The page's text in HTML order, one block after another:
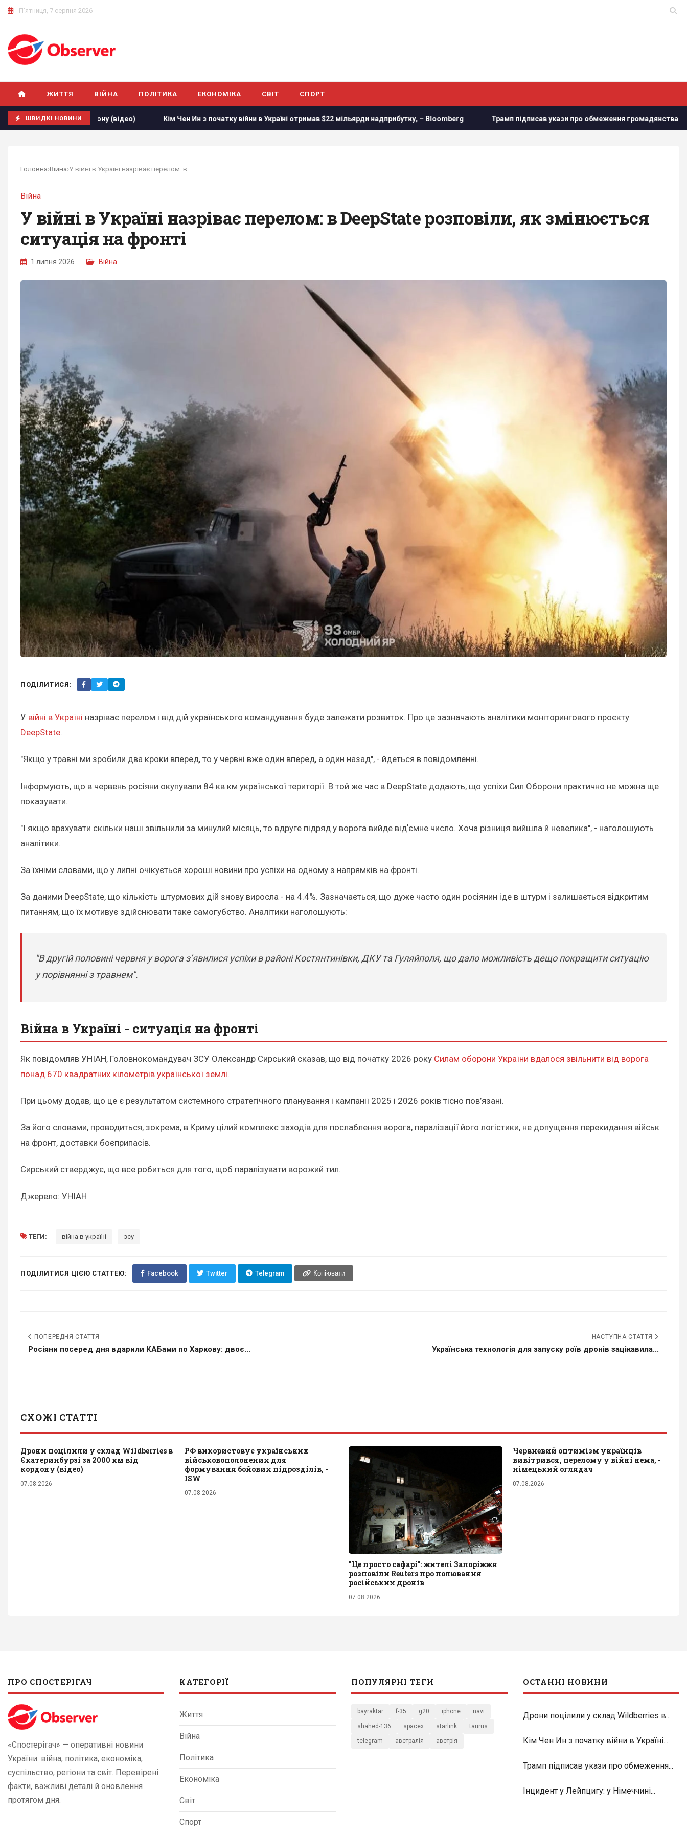
П'ятниця, 7 серпня 2026
ЖИТТЯ ВІЙНА ПОЛІТИКА ЕКОНОМІКА СВІТ СПОРТ
ШВИДКІ НОВИНИ
від кордону (відео) Кім Чен Ин з початку війни в Україні отримав $22 мільярди надприбутку, – Bloomberg Трамп підписав укази про обмеження громадянства за правом
Головна›Війна›У війні в Україні назріває перелом: в...
Війна
У війні в Україні назріває перелом: в DeepState розповіли, як змінюється
ситуація на фронті
1 липня 2026 Війна
ПОДІЛИТИСЯ:
У війні в Україні назріває перелом і від дій українського командування буде залежати розвиток. Про це зазначають аналітики моніторингового проєкту
DeepState.
"Якщо у травні ми зробили два кроки вперед, то у червні вже один вперед, а один назад", - йдеться в повідомленні.
Інформують, що в червень росіяни окупували 84 кв км української території. В той же час в DeepState додають, що успіхи Сил Оборони практично не можна ще
показувати.
"І якщо врахувати скільки наші звільнили за минулий місяць, то вдруге підряд у ворога вийде відʼємне число. Хоча різниця вийшла й невелика", - наголошують
аналітики.
За їхніми словами, що у липні очікується хороші новини про успіхи на одному з напрямків на фронті.
За даними DeepState, що кількість штурмових дій знову виросла - на 4.4%. Зазначається, що дуже часто один росіянин іде в штурм і залишається відкритим
питанням, що їх мотивує здійснювати таке самогубство. Аналітики наголошують:
"В другій половині червня у ворога зʼявилися успіхи в районі Костянтинівки, ДКУ та Гуляйполя, що дало можливість дещо покращити ситуацію
у порівнянні з травнем".
Війна в Україні - ситуація на фронті
Як повідомляв УНІАН, Головнокомандувач ЗСУ Олександр Сирський сказав, що від початку 2026 року Силам оборони України вдалося звільнити від ворога
понад 670 квадратних кілометрів української землі.
При цьому додав, що це є результатом системного стратегічного планування і кампанії 2025 і 2026 років тісно пов’язані.
За його словами, проводиться, зокрема, в Криму цілий комплекс заходів для послаблення ворога, паралізації його логістики, не допущення перекидання військ
на фронт, доставки боєприпасів.
Сирський стверджує, що все робиться для того, щоб паралізувати ворожий тил.
Джерело: УНІАН
ТЕГИ: війна в україні зсу
ПОДІЛИТИСЯ ЦІЄЮ СТАТТЕЮ: Facebook Twitter Telegram Копіювати
ПОПЕРЕДНЯ СТАТТЯ
Росіяни посеред дня вдарили КАБами по Харкову: двоє...
НАСТУПНА СТАТТЯ
Українська технологія для запуску роїв дронів зацікавила...
СХОЖІ СТАТТІ
Дрони поцілили у склад Wildberries в
Єкатеринбурзі за 2000 км від
кордону (відео)
07.08.2026
РФ використовує українських
військовополонених для
формування бойових підрозділів, -
ISW
07.08.2026
"Це просто сафарі": жителі Запоріжжя
розповіли Reuters про полювання
російських дронів
07.08.2026
Червневий оптимізм українців
вивітрився, перелому у війні нема, -
німецький оглядач
07.08.2026
ПРО СПОСТЕРІГАЧ
«Спостерігач» — оперативні новини
України: війна, політика, економіка,
суспільство, регіони та світ. Перевірені
факти, важливі деталі й оновлення
протягом дня.
КАТЕГОРІЇ
Життя
Війна
Політика
Економіка
Світ
Спорт
ПОПУЛЯРНІ ТЕГИ
bayraktar f-35 g20 iphone navi
shahed-136 spacex starlink taurus
telegram австралія австрія
ОСТАННІ НОВИНИ
Дрони поцілили у склад Wildberries в...
Кім Чен Ин з початку війни в Україні...
Трамп підписав укази про обмеження...
Інцидент у Лейпцигу: у Німеччині...